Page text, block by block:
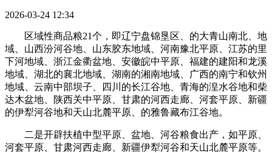
2026-03-24 12:34
区域性商品粮21个，即辽宁盘锦垦区、的大青山南北、地
域、山西汾河谷地、山东胶东地域、河南豫北平原、江苏的里
下河地域、浙江金衢盆地、安徽皖中平原、福建的建阳和龙溪
地域、湖北的襄北地域、湖南的湘南地域、广西的南宁和钦州
地域、云南中部坝子、四川的长江谷地、青海的湟水谷地和柴
达木盆地、陕西关中平原、甘肃的河西走廊、河套平原、新疆
的伊犁河谷地和天山北麓平原、的雅鲁藏布江谷地。
二是开辟扶植中型平原、盆地、河谷粮食出产，如平原、
河套平原、甘肃河西走廊、新疆伊犁河谷和天山北麓平原等。